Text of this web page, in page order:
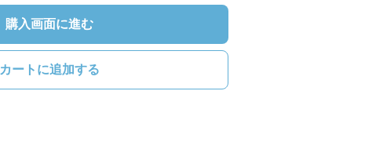
購入画面に進む
カートに追加する